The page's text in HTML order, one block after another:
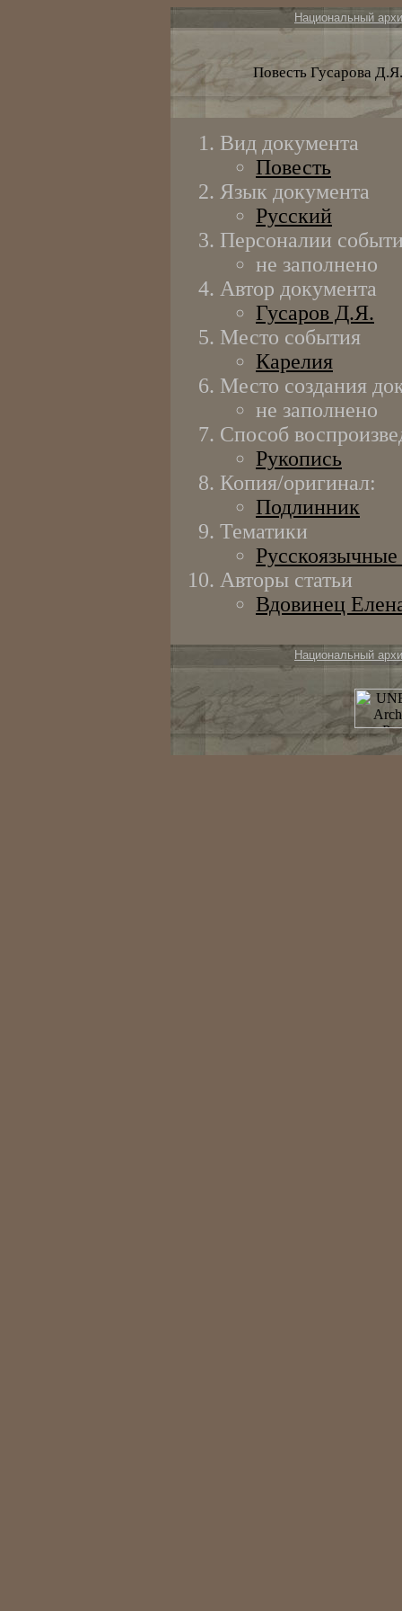
Национальный
Повесть Гусарова
Вид документа
Повесть
Язык документа
Русский
Персоналии
не заполнено
Автор документа
Гусаров Д.Я.
Место события
Карелия
Место создания
не заполнено
Способ
Рукопись
Копия/оригинал:
Подлинник
Тематики
Авторы статьи
Вдовинец
Национальный